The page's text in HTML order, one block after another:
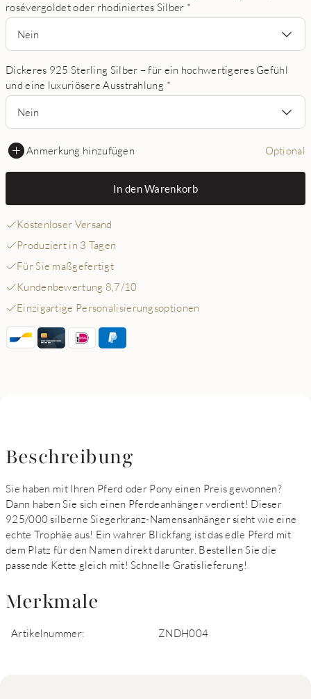
rosévergoldet oder rhodiniertes Silber *
Nein
Dickeres 925 Sterling Silber – für ein hochwertigeres Gefühl
und eine luxuriösere Ausstrahlung *
Nein
Anmerkung hinzufügen Optional
In den Warenkorb
Kostenloser Versand
Produziert in 3 Tagen
Für Sie maßgefertigt
Kundenbewertung 8,7/10
Einzigartige Personalisierungsoptionen
Beschreibung
Sie haben mit Ihren Pferd oder Pony einen Preis gewonnen?
Dann haben Sie sich einen Pferdeanhänger verdient! Dieser
925/000 silberne Siegerkranz-Namensanhänger sieht wie eine
echte Trophäe aus! Ein wahrer Blickfang ist das edle Pferd mit
dem Platz für den Namen direkt darunter. Bestellen Sie die
passende Kette gleich mit! Schnelle Gratislieferung!
Merkmale
Artikelnummer: ZNDH004